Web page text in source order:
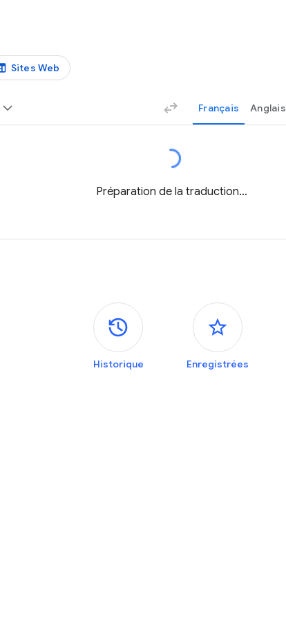
Sites Web
Français Anglais
Préparation de la traduction…
Panneaux latéraux
Historique Enregistrées